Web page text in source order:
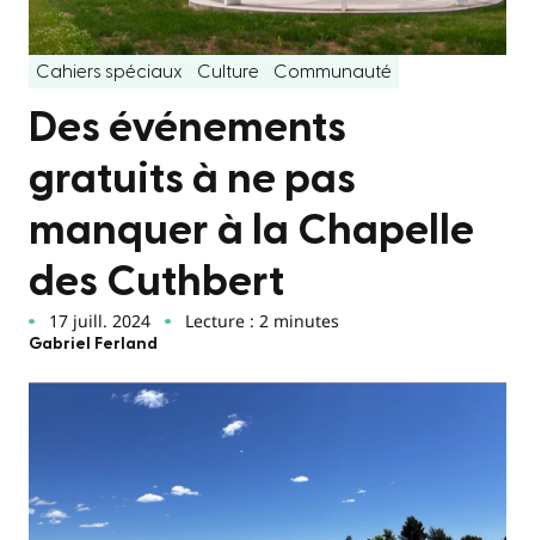
Cahiers spéciaux Culture Communauté
Des événements
gratuits à ne pas
manquer à la Chapelle
des Cuthbert
17 juill. 2024 Lecture : 2 minutes
Gabriel Ferland